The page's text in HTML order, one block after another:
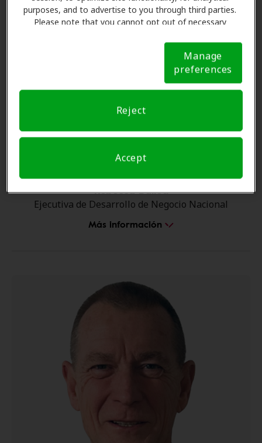
purposes, and to advertise to you through third parties.
Please note that you cannot opt out of necessary
Notice (link here below). If you are using an opt-out
preference signal, we will honor that signal. Cookie
Manage
preferences
Reject
Accept
Rebecca Ballou
Ejecutiva de Desarrollo de Negocio Nacional
Más información